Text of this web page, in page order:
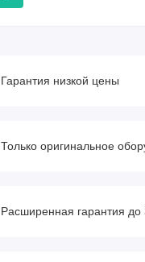
Гарантия низкой цены
Только оригинальное
Расширенная гарантия до